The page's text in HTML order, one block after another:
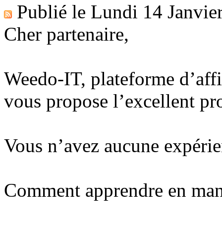
Publié le Lundi 14
Cher partenaire,
Weedo-IT, plateforme
vous propose l’excellent
Vous n’avez aucune
Comment apprendre en